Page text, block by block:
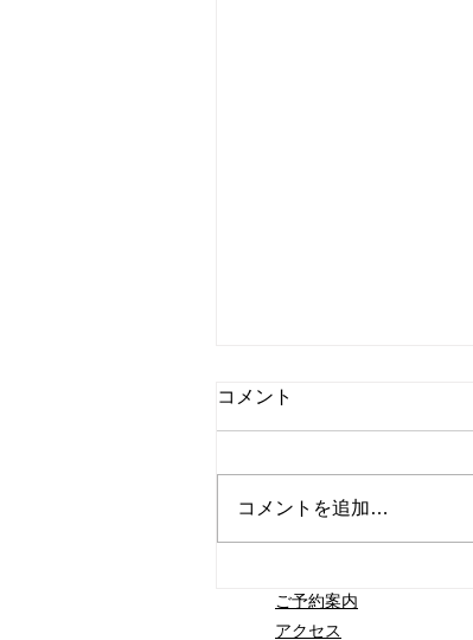
年8月8日(土)〜8月16日
コメント
コメントを追加…
ご予約案内
アクセス